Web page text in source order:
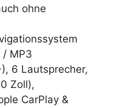
ohne
/ MP3
6 Lautsprecher,
Zoll),
CarPlay &